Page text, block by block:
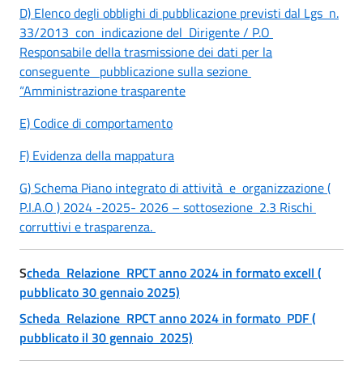
D) Elenco degli obblighi di pubblicazione previsti dal Lgs n.
33/2013 con indicazione del Dirigente / P.O
Responsabile della trasmissione dei dati per la
conseguente pubblicazione sulla sezione
“Amministrazione trasparente
E) Codice di comportamento
F) Evidenza della mappatura
G) Schema Piano integrato di attività e organizzazione (
P.I.A.O ) 2024 -2025- 2026 – sottosezione 2.3 Rischi
corruttivi e trasparenza.
Scheda Relazione RPCT anno 2024 in formato excell (
pubblicato 30 gennaio 2025)
Scheda Relazione RPCT anno 2024 in formato PDF (
pubblicato il 30 gennaio 2025)